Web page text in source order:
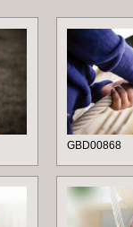
GBD00868